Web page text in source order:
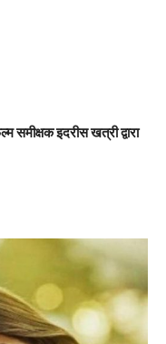
समीक्षक इदरीस खत्री द्वारा